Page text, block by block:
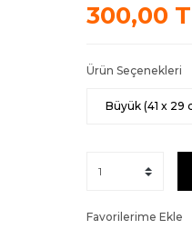
300,00
Ürün Seçenekleri
Büyük (41 x 29
Favorilerime Ekle